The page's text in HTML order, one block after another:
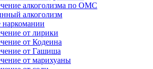
алкоголизма по ОМС
алкоголизм
наркомании
от лирики
от Кодеина
от Гашиша
от марихуаны